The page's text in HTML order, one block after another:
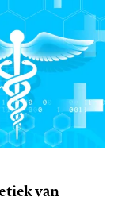
van